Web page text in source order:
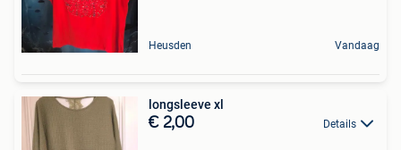
Heusden Vandaag
longsleeve xl
€ 2,00 Details